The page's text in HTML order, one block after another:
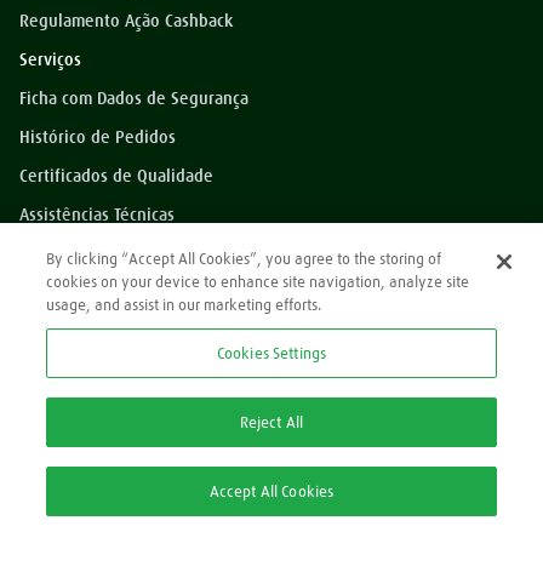
Regulamento Ação Cashback
Serviços
Ficha com Dados de Segurança
Histórico de Pedidos
Certificados de Qualidade
Assistências Técnicas
Dúvidas?
Perguntas Frequentes
*Preços exibidos sem impostos
2ª via Nota Fiscal/Boleto:
By clicking “Accept All Cookies”, you agree to the storing of
cookies on your device to enhance site navigation, analyze site
usage, and assist in our marketing efforts.
Cookies Settings
Reject All
Accept All Cookies